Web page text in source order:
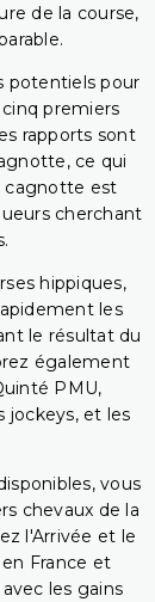
de la course,
potentiels pour
premiers
rapports sont
ce qui
cagnotte est
cherchant
hippiques,
les
le résultat du
également
PMU,
jockeys, et les
vous
chevaux de la
l'Arrivée et le
France et
les gains